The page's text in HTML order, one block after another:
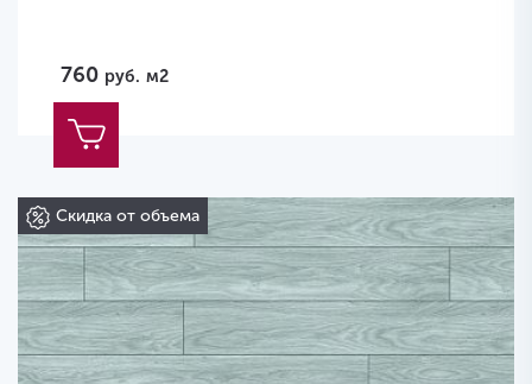
760 руб. м2
Скидка от объема